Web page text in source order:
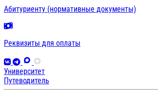
Абитуриенту (нормативные документы)
Реквизиты для оплаты
Университет
Путеводитель